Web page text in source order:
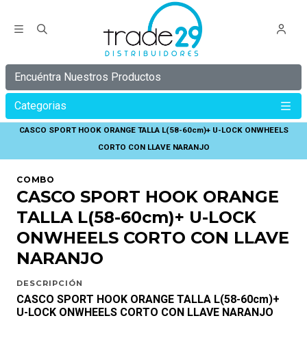
Encuéntra Nuestros Productos
Categorias
CASCO SPORT HOOK ORANGE TALLA L(58-60cm)+ U-LOCK ONWHEELS
CORTO CON LLAVE NARANJO
COMBO
CASCO SPORT HOOK ORANGE
TALLA L(58-60cm)+ U-LOCK
ONWHEELS CORTO CON LLAVE
NARANJO
DESCRIPCIÓN
CASCO SPORT HOOK ORANGE TALLA L(58-60cm)+
U-LOCK ONWHEELS CORTO CON LLAVE NARANJO